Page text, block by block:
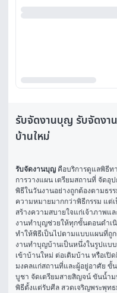
รับจัดงานบุญ รับจัดง
บ้านใหม่
รับจัดงานบุญ คือบริการดูแลพิธี
การวางแผน เตรียมสถานที่ จัด
พิธีในวันงานอย่างถูกต้องตามธร
ความหมายมากกว่าพิธีกรรม แต่
สร้างความสบายใจแก่เจ้าภาพแ
งานทำบุญช่วยให้ทุกขั้นตอนดำเ
ทำให้พิธีเป็นไปตามแบบแผนที่ถูก
งานทำบุญบ้านเป็นหนึ่งในรูปแบ
เข้าบ้านใหม่ ต่อเติมบ้าน หรือเปิ
มงคลแก่สถานที่และผู้อยู่อาศัย ขั้
บูชา จัดเตรียมสายสิญจน์ ขันน้ำม
พิธีตั้งแต่รับศีล สวดเจริญพระพุท